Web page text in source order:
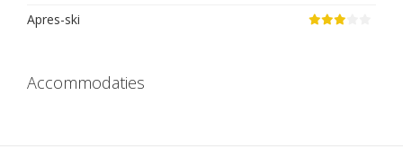
Apres-ski
Accommodaties